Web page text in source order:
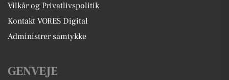
Vilkår og Privatlivspolitik
Kontakt VORES Digital
Administrer samtykke
GENVEJE